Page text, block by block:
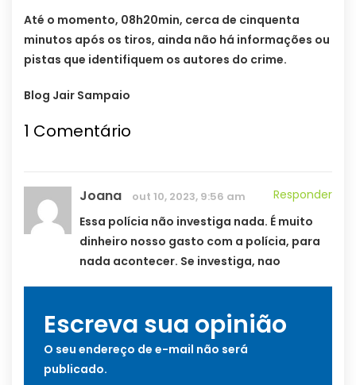
Até o momento, 08h20min, cerca de cinquenta
minutos após os tiros, ainda não há informações ou
pistas que identifiquem os autores do crime.
Blog Jair Sampaio
1 Comentário
Joana out 10, 2023, 9:56 am
Responder
Essa polícia não investiga nada. É muito
dinheiro nosso gasto com a polícia, para
nada acontecer. Se investiga, nao
Escreva sua opinião
O seu endereço de e-mail não será
publicado.